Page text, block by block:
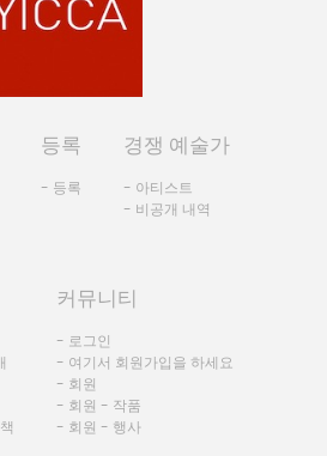
등록
- 등록
경쟁 예술가
- 아티스트
- 비공개 내역
커뮤니티
- 로그인
- 여기서 회원가입을 하세요
- 회원
- 회원 - 작품
- 회원 - 행사